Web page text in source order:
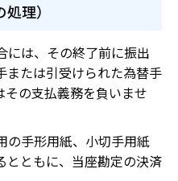
理）
には、その終了前に振出
または引受けられた為替手
の支払義務を負いませ
の手形用紙、小切手用紙
とともに、当座勘定の決済